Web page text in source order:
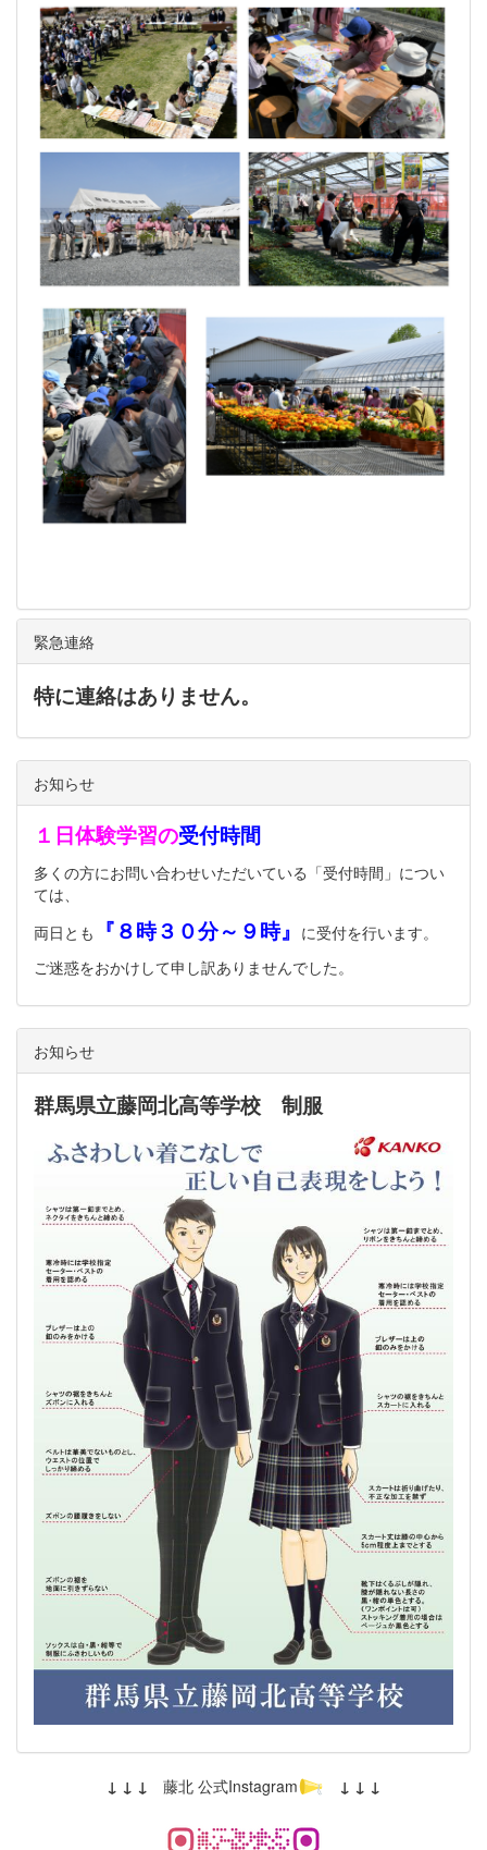
緊急連絡
特に連絡はありません。
お知らせ
１日体験学習の受付時間
多くの方にお問い合わせいただいている「受付時間」につい
ては、
両日とも
『８時３０分～９時』 に受付を行います。
ご迷惑をおかけして申し訳ありませんでした。
お知らせ
群馬県立藤岡北高等学校 制服
↓ ↓ ↓ 藤北 公式Instagram ↓ ↓ ↓